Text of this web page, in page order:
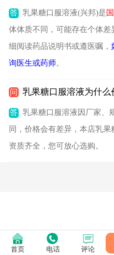
答 乳果糖口服溶液(兴邦)是
体体质不同，可能存在个体
细阅读药品说明书或遵医嘱，
询医生或药师。
问 乳果糖口服溶液为什么
答 乳果糖口服溶液因厂家、
同，价格会有差异，本店乳果
资质齐全，您可放心选购。
首页 电话 评论